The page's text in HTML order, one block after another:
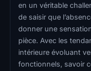
en un véritable
de saisir que
donner une
pièce. Avec les
intérieure évoluant
fonctionnels, savoir